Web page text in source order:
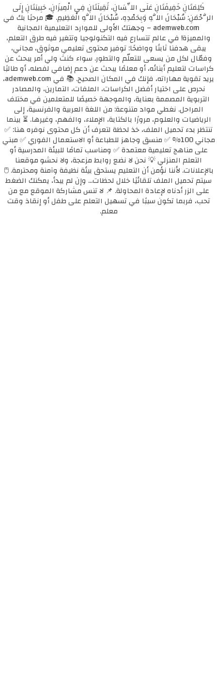
كَلِمَتَانِ خَفِيفَتَانِ عَلَى اللِّسَانِ، ثَقِيلَتَانِ فِي الْمِيزَانِ، حَبِيبَتَانِ إِلَى
الرَّحْمَنِ: سُبْحَانَ اللَّهِ وَبِحَمْدِهِ، سُبْحَانَ اللَّهِ الْعَظِيمِ. 🎓 مرحبًا بك في
ademweb.com – وجهتك الأولى للموارد التعليمية المجانية
والمميزة! في عالم تتسارع فيه التكنولوجيا وتتغير فيه طرق التعلم،
يبقى هدفنا ثابتًا وواضحًا: توفير محتوى تعليمي موثوق، مجاني،
وفعّال لكل من يسعى للتعلّم والتطور. سواء كنتَ ولي أمر يبحث عن
كراسات لتعليم أبنائه، أو معلمًا يبحث عن دعم إضافي لفصله، أو طالبًا
يريد تقوية مهاراته، فإنك في المكان الصحيح. 📚 في ademweb.com،
نحرص على اختيار أفضل الكراسات، الملفات، التمارين، والمصادر
التربوية المصممة بعناية، والموجهة خصيصًا للمتعلمين في مختلف
المراحل. نغطي مواد متنوعة: من اللغة العربية والفرنسية، إلى
الرياضيات والعلوم، مرورًا بالكتابة، الإملاء، والفهم، وغيرها. ⏳ بينما
تنتظر بدء تحميل الملف، خذ لحظة لتعرف أن كل محتوى نوفره هنا: ✅
مجاني 100٪ ✅ منسق وجاهز للطباعة أو الاستعمال الفوري ✅ مبني
على مناهج تعليمية معتمدة ✅ ومناسب تمامًا للبيئة المدرسية أو
التعلم المنزلي 💡 نحن لا نضع روابط مزعجة، ولا نحشو موقعنا
بالإعلانات. لأننا نؤمن أن التعليم يستحق بيئة نظيفة وآمنة ومحترمة. 🖱️
سيتم تحميل الملف تلقائيًا خلال لحظات... وإن لم يبدأ، يمكنك الضغط
على الزر أدناه لإعادة المحاولة. 📌 لا تنس مشاركة الموقع مع من
تحب، فربما تكون سببًا في تسهيل التعلم على طفل أو إنقاذ وقت
معلم.